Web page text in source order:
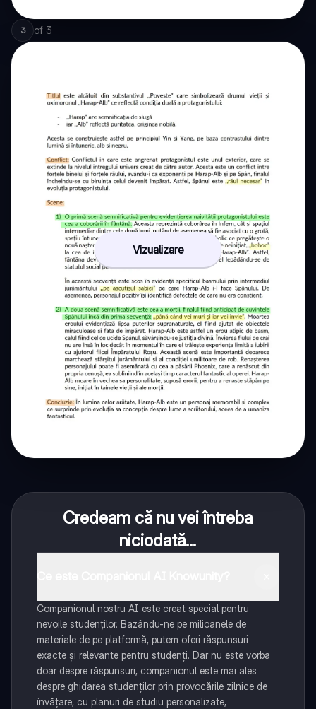
3 of 3
Vizualizare
Credeam că nu vei întreba
niciodată...
Companionul nostru AI este creat special pentru
nevoile studenților. Bazându-ne pe milioanele de
materiale de pe platformă, putem oferi răspunsuri
exacte și relevante pentru studenți. Dar nu este vorba
doar despre răspunsuri, companionul este mai ales
despre ghidarea studenților prin provocările zilnice de
învățare, cu planuri de studiu personalizate,